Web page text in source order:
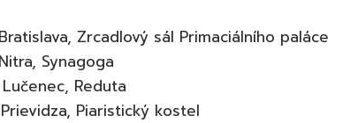
Zrcadlový sál Primaciálního paláce
Synagoga
Reduta
Piaristický kostel